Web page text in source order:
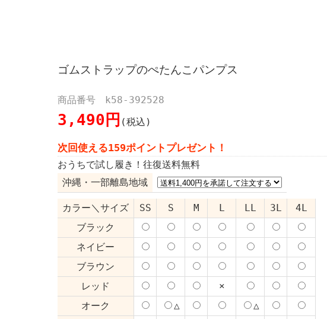
ゴムストラップのぺたんこパンプス
商品番号 k58-392528
3,490円 (税込)
次回使える159ポイントプレゼント！
おうちで試し履き！往復送料無料
沖縄・一部離島地域
カラー＼サイズ SS S M L LL 3L
4L
ブラック
ネイビー
ブラウン
レッド
×
オーク
△
△